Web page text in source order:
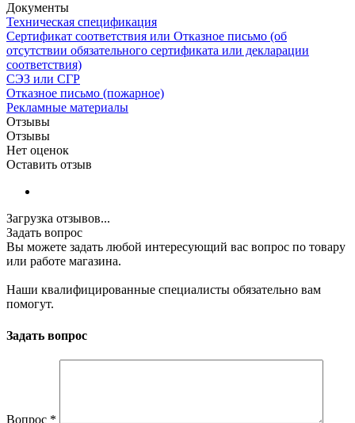
Документы
Техническая спецификация
Сертификат соответствия или Отказное письмо (об
отсутствии обязательного сертификата или декларации
соответствия)
СЭЗ или СГР
Отказное письмо (пожарное)
Рекламные материалы
Отзывы
Отзывы
Нет оценок
Оставить отзыв
Загрузка отзывов...
Задать вопрос
Вы можете задать любой интересующий вас вопрос по товару
или работе магазина.
Наши квалифицированные специалисты обязательно вам
помогут.
Задать вопрос
Вопрос *